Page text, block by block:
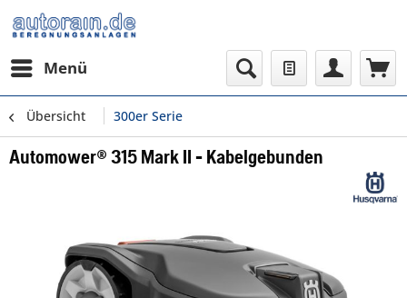
Menü
Übersicht 300er Serie
Automower® 315 Mark II - Kabelgebunden